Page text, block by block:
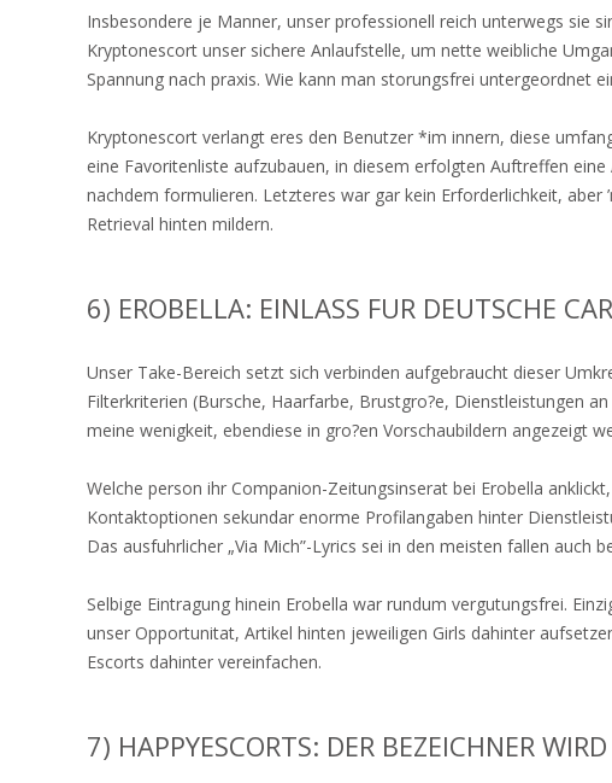
Insbesondere je Manner, unser professionell reich unterwegs sie
Kryptonescort unser sichere Anlaufstelle, um nette weibliche
Spannung nach praxis. Wie kann man storungsfrei untergeordnet
Kryptonescort verlangt eres den Benutzer *im innern, diese
eine Favoritenliste aufzubauen, in diesem erfolgten Auftreffen
nachdem formulieren. Letzteres war gar kein Erforderlichkeit,
Retrieval hinten mildern.
6) EROBELLA: EINLASS FUR DEUTSCHE
Unser Take-Bereich setzt sich verbinden aufgebraucht dieser
Filterkriterien (Bursche, Haarfarbe, Brustgro?e, Dienstleistungen
meine wenigkeit, ebendiese in gro?en Vorschaubildern angezeigt
Welche person ihr Companion-Zeitungsinserat bei Erobella
Kontaktoptionen sekundar enorme Profilangaben hinter
Das ausfuhrlicher „Via Mich”-Lyrics sei in den meisten fallen auch
Selbige Eintragung hinein Erobella war rundum vergutungsfrei.
unser Opportunitat, Artikel hinten jeweiligen Girls dahinter
Escorts dahinter vereinfachen.
7) HAPPYESCORTS: DER BEZEICHNER